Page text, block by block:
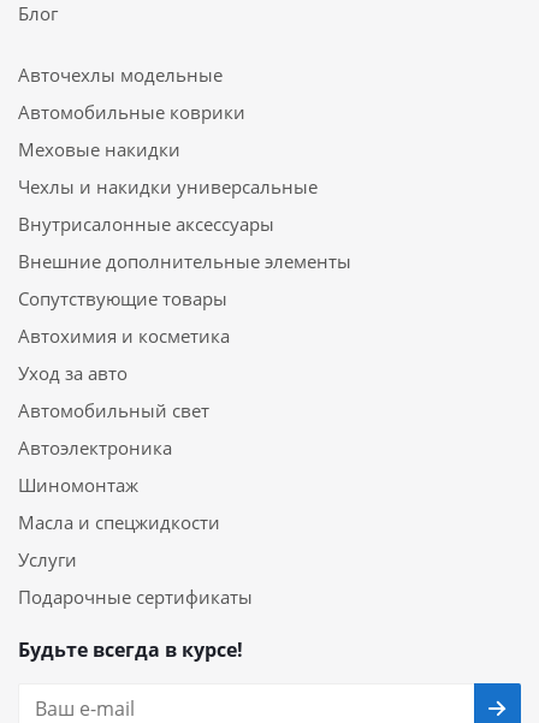
Блог
Авточехлы модельные
Автомобильные коврики
Меховые накидки
Чехлы и накидки универсальные
Внутрисалонные аксессуары
Внешние дополнительные элементы
Сопутствующие товары
Автохимия и косметика
Уход за авто
Автомобильный свет
Автоэлектроника
Шиномонтаж
Масла и спецжидкости
Услуги
Подарочные сертификаты
Будьте всегда в курсе!